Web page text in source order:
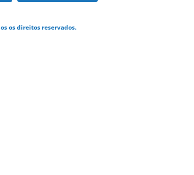
os direitos reservados.